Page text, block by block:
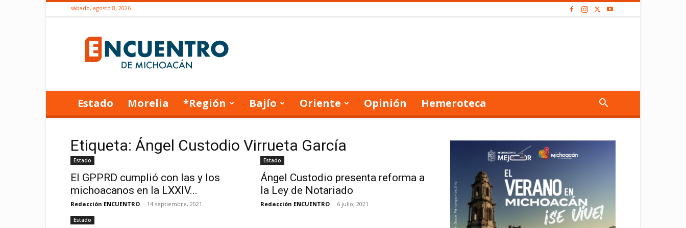
sábado, agosto 8, 2026
de
Michoacán
Estado Morelia *Región Bajío Oriente Opinión Hemeroteca
Etiqueta: Ángel Custodio Virrueta García
Estado
El GPPRD cumplió con las y los
michoacanos en la LXXIV...
Redacción ENCUENTRO - 14 septiembre, 2021
Estado
Ángel Custodio presenta reforma a
la Ley de Notariado
Redacción ENCUENTRO - 6 julio, 2021
Estado